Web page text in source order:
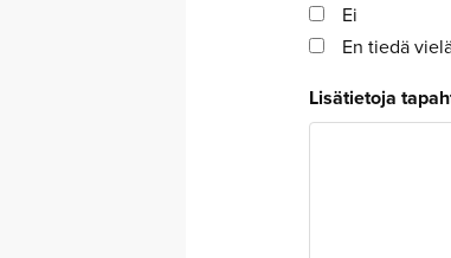
Ei
En tiedä
Lisätietoja